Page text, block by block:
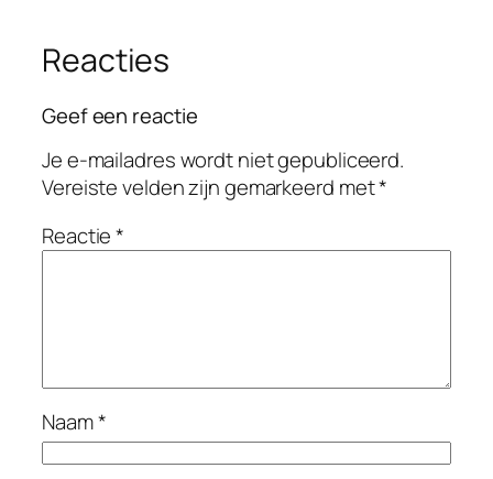
Reacties
Geef een reactie
Je e-mailadres wordt niet gepubliceerd.
Vereiste velden zijn gemarkeerd met*
Reactie*
Naam*